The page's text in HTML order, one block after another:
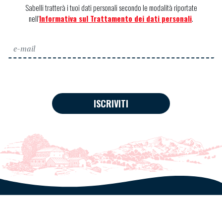
Sabelli tratterà i tuoi dati personali secondo le modalità riportate
nell’Informativa sul Trattamento dei dati personali.
ISCRIVITI